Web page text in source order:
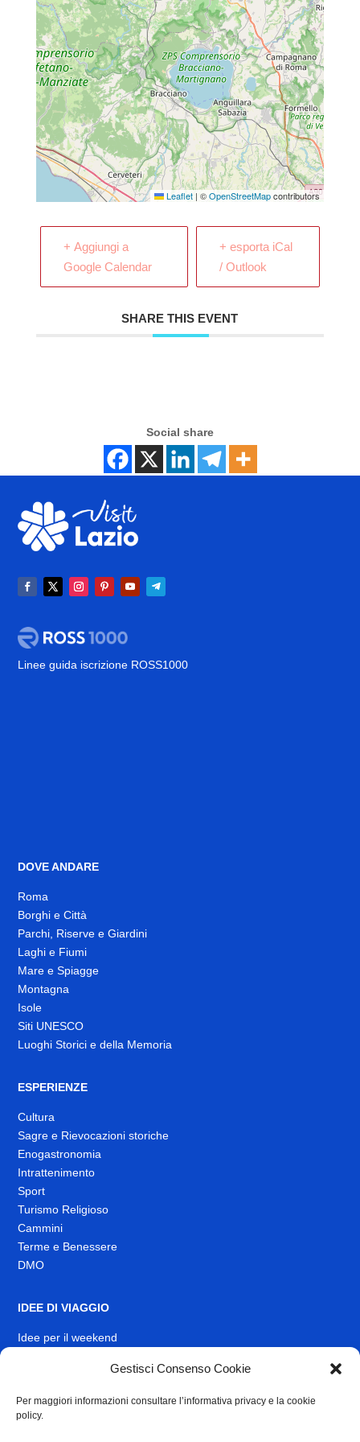
Gestisci Consenso Cookie
Per maggiori informazioni consultare l’informativa privacy e la cookie
policy.
Leaflet | ©OpenStreetMapcontributors
+ Aggiungi a
Google Calendar
+ esporta iCal
/ Outlook
SHARE THIS EVENT
Social share
Linee guida iscrizione ROSS1000
DOVE ANDARE
Roma
Borghi e Città
Parchi, Riserve e Giardini
Laghi e Fiumi
Mare e Spiagge
Montagna
Isole
Siti UNESCO
Luoghi Storici e della Memoria
ESPERIENZE
Cultura
Sagre e Rievocazioni storiche
Enogastronomia
Intrattenimento
Sport
Turismo Religioso
Cammini
Terme e Benessere
DMO
IDEE DI VIAGGIO
Idee per il weekend
INFO